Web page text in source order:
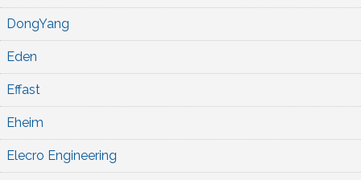
DongYang
Eden
Effast
Eheim
Elecro Engineering